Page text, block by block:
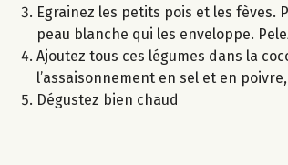
Egrainez les petits pois et les fèves.
peau blanche qui les enveloppe.
Ajoutez tous ces légumes dans la
l’assaisonnement en sel et en
Dégustez bien chaud